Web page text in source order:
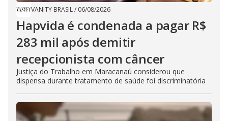
VANITY BRASIL/ 06/08/2026
Hapvida é condenada a pagar R$
283 mil após demitir
recepcionista com câncer
Justiça do Trabalho em Maracanaú considerou que
dispensa durante tratamento de saúde foi discriminatória